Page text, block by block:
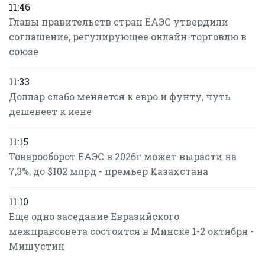
11:46
Главы правительств стран ЕАЭС утвердили
соглашение, регулирующее онлайн-торговлю в
союзе
11:33
Доллар слабо меняется к евро и фунту, чуть
дешевеет к иене
11:15
Товарооборот ЕАЭС в 2026г может вырасти на
7,3%, до $102 млрд - премьер Казахстана
11:10
Еще одно заседание Евразийского
межправсовета состоится в Минске 1-2 октября -
Мишустин